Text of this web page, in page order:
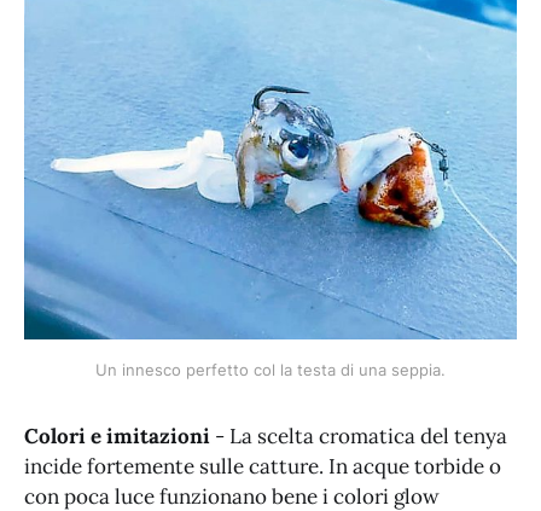
Un innesco perfetto col la testa di una seppia.
Colori e imitazioni - La scelta cromatica del tenya
incide fortemente sulle catture. In acque torbide o
con poca luce funzionano bene i colori glow